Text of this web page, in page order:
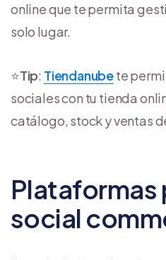
online que te permita
solo lugar.
⭐Tip: Tiendanubete
sociales con tu tienda
catálogo, stock y ventas
Plataformas
social